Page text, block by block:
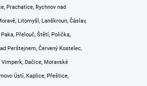
Prachatice, Rychnov nad
Litomyšl, Lanškroun, Čáslav,
Přelouč, Štětí, Polička,
Perštejnem, Červený Kostelec,
Vimperk, Dačice, Moravské
Ústí, Kaplice, Přeštice,